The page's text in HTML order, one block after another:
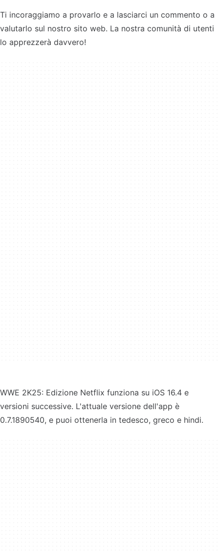
Ti incoraggiamo a provarlo e a lasciarci un commento o a
valutarlo sul nostro sito web. La nostra comunità di utenti
lo apprezzerà davvero!
WWE 2K25: Edizione Netflix funziona su iOS 16.4 e
versioni successive. L'attuale versione dell'app è
0.7.1890540, e puoi ottenerla in tedesco, greco e hindi.